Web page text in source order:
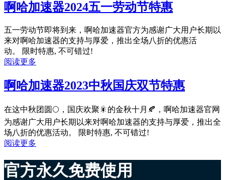
啊哈加速器2024五一劳动节特惠
五一劳动节即将到来，啊哈加速器官方为感谢广大用户长期以
来对啊哈加速器的支持与厚爱，推出全场八折的优惠活
动。 限时特惠, 不可错过!
阅读更多
啊哈加速器2023中秋国庆双节特惠
在这中秋团圆🌕，国庆欢聚🎇的金秋十月🍂，啊哈加速器官网
为感谢广大用户长期以来对啊哈加速器的支持与厚爱，推出全
场八折的优惠活动。 限时特惠, 不可错过!
阅读更多
官方永久免费使用